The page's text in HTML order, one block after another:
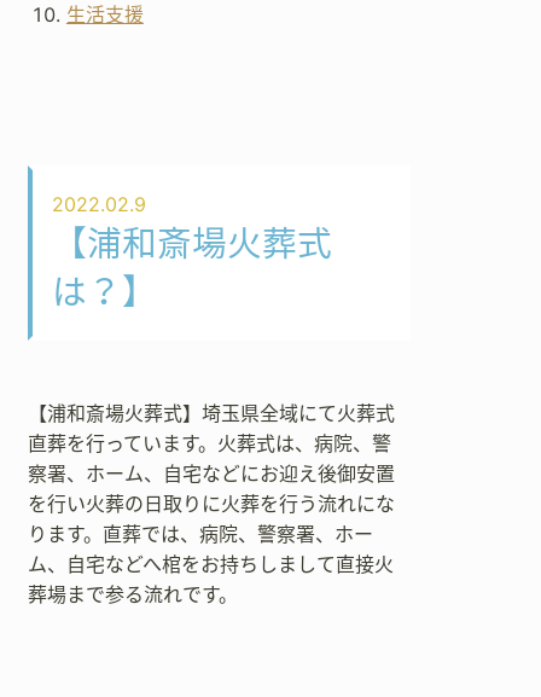
生活支援
2022.02.9
【浦和斎場火葬式
は？】
【浦和斎場火葬式】埼玉県全域にて火葬式
直葬を行っています。火葬式は、病院、警
察署、ホーム、自宅などにお迎え後御安置
を行い火葬の日取りに火葬を行う流れにな
ります。直葬では、病院、警察署、ホー
ム、自宅などへ棺をお持ちしまして直接火
葬場まで参る流れです。